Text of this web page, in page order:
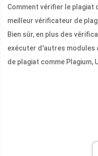
Comment vérifier le plagiat
meilleur vérificateur de
Bien sûr, en plus des
exécuter d'autres modules
de plagiat comme Plagium,